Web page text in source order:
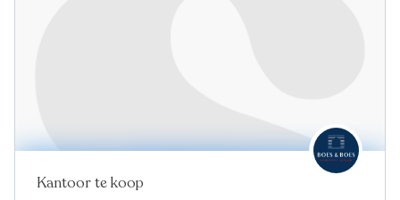
Nieuw
Kantoor te koop